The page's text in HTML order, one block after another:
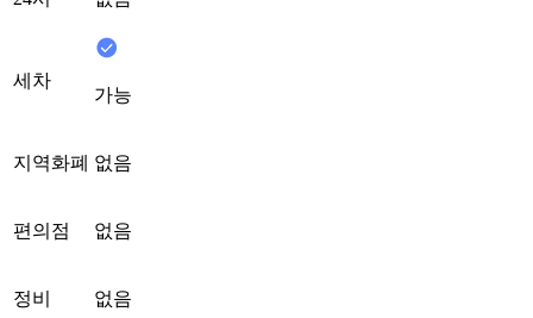
세차
가능
지역화폐 없음
편의점 없음
정비 없음